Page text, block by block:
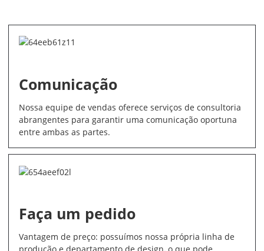
Comunicação
Nossa equipe de vendas oferece serviços de consultoria
abrangentes para garantir uma comunicação oportuna
entre ambas as partes.
Faça um pedido
Vantagem de preço: possuímos nossa própria linha de